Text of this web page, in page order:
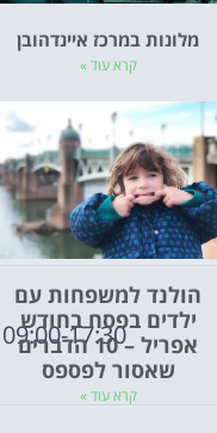
10:00-12:30
09:00-17:30
מלונות במרכז איינדהובן
קרא עוד »
הולנד למשפחות עם
ילדים בפסח בחודש
אפריל – 10 הדברים
שאסור לפספס
קרא עוד »